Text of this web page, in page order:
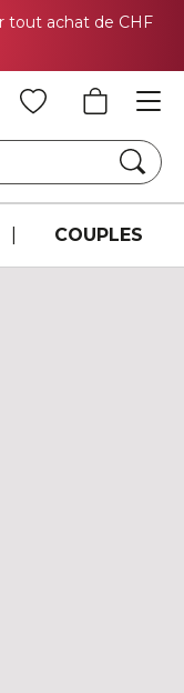
tout achat de CHF
COUPLES